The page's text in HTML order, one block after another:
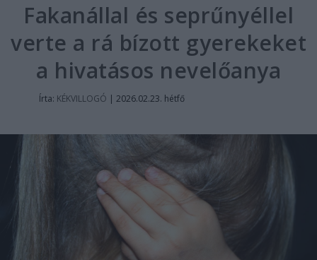
Fakanállal és seprűnyéllel
verte a rá bízott gyerekeket
a hivatásos nevelőanya
Írta: KÉKVILLOGÓ | 2026.02.23. hétfő